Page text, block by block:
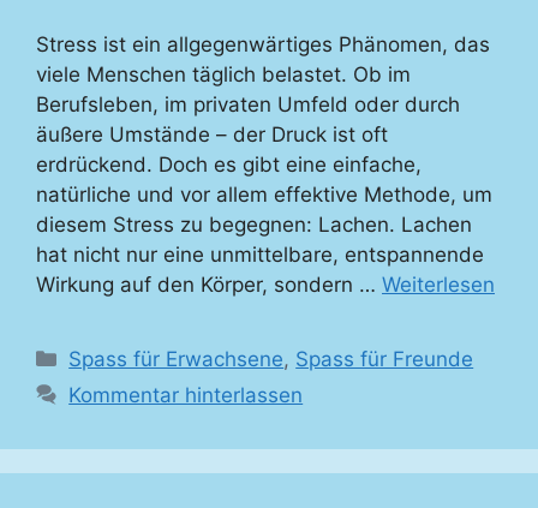
Stress ist ein allgegenwärtiges Phänomen, das
viele Menschen täglich belastet. Ob im
Berufsleben, im privaten Umfeld oder durch
äußere Umstände – der Druck ist oft
erdrückend. Doch es gibt eine einfache,
natürliche und vor allem effektive Methode, um
diesem Stress zu begegnen: Lachen. Lachen
hat nicht nur eine unmittelbare, entspannende
Wirkung auf den Körper, sondern … Weiterlesen
Kategorien
Spass für Erwachsene, Spass für Freunde
Kommentar hinterlassen